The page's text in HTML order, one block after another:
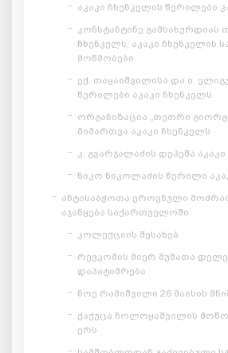
აკაკი ჩხენკელის წერილები
კონსტანტინე გამსახურდიას
ჩხენკელს; აკაკი ჩხენკელის
მოწმობები
ექ. თაყაიშვილისა და ი.
წერილები აკაკი ჩხენკელს
ორგანიზაცია „თეთრი
მიმართვა აკაკი ჩხენკელს
კ. გვარჯალაძის დეპეშა
ნიკო ნიკოლაძის წერილი
ანტისაბჭოთა ეროვნული
აჯანყება საქართველოში
კოლექციის შესახებ
რევკომის მიერ მუშათა
დაპატიმრება
ნოე რამიშვილი 26 მაისის
ქაქუცა ჩოლოყაშვილის
ერს